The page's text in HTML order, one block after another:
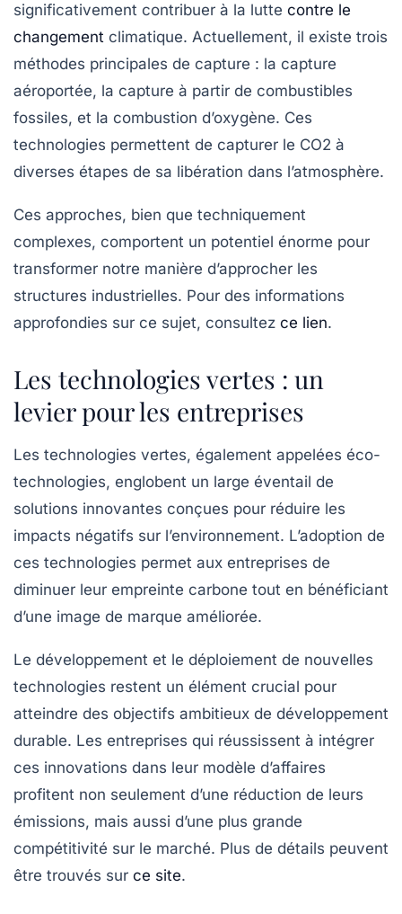
significativement contribuer à la lutte contre le
changement climatique. Actuellement, il existe trois
méthodes principales de capture : la capture
aéroportée, la capture à partir de combustibles
fossiles, et la combustion d’oxygène. Ces
technologies permettent de capturer le CO2 à
diverses étapes de sa libération dans l’atmosphère.
Ces approches, bien que techniquement
complexes, comportent un potentiel énorme pour
transformer notre manière d’approcher les
structures industrielles. Pour des informations
approfondies sur ce sujet, consultez ce lien.
Les technologies vertes : un
levier pour les entreprises
Les technologies vertes, également appelées éco-
technologies, englobent un large éventail de
solutions innovantes conçues pour réduire les
impacts négatifs sur l’environnement. L’adoption de
ces technologies permet aux entreprises de
diminuer leur empreinte carbone tout en bénéficiant
d’une image de marque améliorée.
Le développement et le déploiement de nouvelles
technologies restent un élément crucial pour
atteindre des objectifs ambitieux de développement
durable. Les entreprises qui réussissent à intégrer
ces innovations dans leur modèle d’affaires
profitent non seulement d’une réduction de leurs
émissions, mais aussi d’une plus grande
compétitivité sur le marché. Plus de détails peuvent
être trouvés sur ce site.